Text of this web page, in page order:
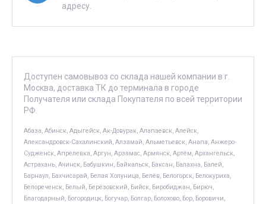
адресу.
Доступен самовывоз со склада нашей компании в г.
Москва, доставка ТК до терминала в городе
Получателя или склада Покупателя по всей территории
РФ.
Абаза, Абинск, Адыгейск, Ак-Довурак, Алапаевск, Алейск,
Александровск-Сахалинский, Алзамай, Альметьевск, Анапа, Анжеро-
Судженск, Апрелевка, Аргун, Арзамас, Армянск, Артём, Архангельск,
Астрахань, Ачинск, Бабушкин, Байкальск, Баксан, Балахна, Балей,
Барнаул, Бахчисарай, Белая Холуница, Белёв, Белогорск, Белокуриха,
Белореченск, Белый, Берёзовский, Бийск, Биробиджан, Бирюч,
Благодарный, Богородицк, Богучар, Болгар, Болохово, Бор, Боровичи,